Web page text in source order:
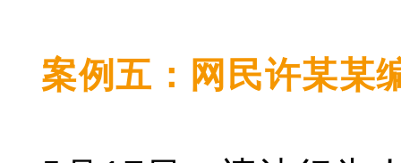
案例五：网民许某某